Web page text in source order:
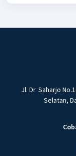
Jl. Dr. Saharjo
Selatan,